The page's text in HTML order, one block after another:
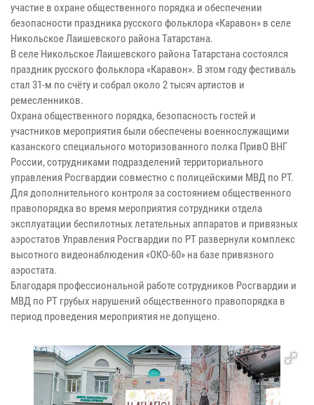
участие в охране общественного порядка и обеспечении
безопасности праздника русского фольклора «Каравон» в селе
Никольское Лаишевского района Татарстана.
В селе Никольское Лаишевского района Татарстана состоялся
праздник русского фольклора «Каравон». В этом году фестиваль
стал 31-м по счёту и собрал около 2 тысяч артистов и
ремесленников.
Охрана общественного порядка, безопасность гостей и
участников мероприятия были обеспечены военнослужащими
казанского специального моторизованного полка ПривО ВНГ
России, сотрудниками подразделений территориального
управления Росгвардии совместно с полицейскими МВД по РТ.
Для дополнительного контроля за состоянием общественного
правопорядка во время мероприятия сотрудники отдела
эксплуатации беспилотных летательных аппаратов и привязных
аэростатов Управления Росгвардии по РТ развернули комплекс
высотного видеонаблюдения «ОКО-60» на базе привязного
аэростата.
Благодаря профессиональной работе сотрудников Росгвардии и
МВД по РТ грубых нарушений общественного правопорядка в
период проведения мероприятия не допущено.